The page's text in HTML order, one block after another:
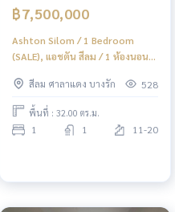
฿7,500,000
Ashton Silom / 1 Bedroom
(SALE), แอชตัน สีลม / 1 ห้องนอน
สีลม ศาลาแดง บางรัก
528
พื้นที่ : 32.00 ตร.ม.
1 1 11-20